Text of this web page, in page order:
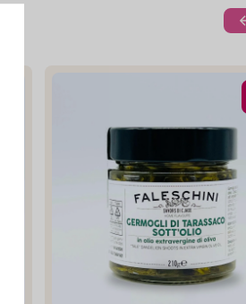
Einkehren und
einkaufen
Zum Shop
zum